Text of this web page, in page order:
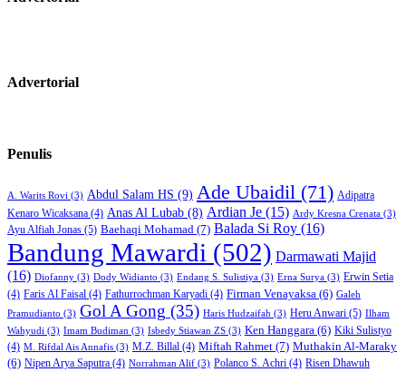
Advertorial
Penulis
A. Warits Rovi (3) Abdul Salam HS (9) Ade Ubaidil (71) Adipatra
Kenaro Wicaksana (4) Anas Al Lubab (8) Ardian Je (15) Ardy Kresna Crenata (3)
Ayu Alfiah Jonas (5) Baehaqi Mohamad (7) Balada Si Roy (16)
Bandung Mawardi (502) Darmawati Majid
(16) Diofanny (3) Dody Widianto (3) Endang S. Sulistiya (3) Erna Surya (3) Erwin Setia
(4) Faris Al Faisal (4) Fathurrochman Karyadi (4) Firman Venayaksa (6) Galeh
Pramudianto (3) Gol A Gong (35) Haris Hudzaifah (3) Heru Anwari (5) Ilham
Wahyudi (3) Imam Budiman (3) Isbedy Stiawan ZS (3) Ken Hanggara (6) Kiki Sulistyo
(4) M. Rifdal Ais Annafis (3) M.Z. Billal (4) Miftah Rahmet (7) Muthakin Al-Maraky
(6) Nipen Arya Saputra (4) Norrahman Alif (3) Polanco S. Achri (4) Risen Dhawuh